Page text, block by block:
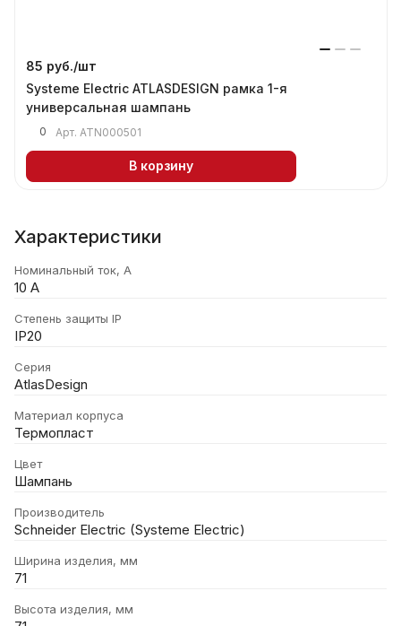
85 руб./шт
Systeme Electric ATLASDESIGN рамка 1-я
универсальная шампань
0 Арт. ATN000501
В корзину
Характеристики
Номинальный ток, А
10 А
Степень защиты IP
IP20
Серия
AtlasDesign
Материал корпуса
Термопласт
Цвет
Шампань
Производитель
Schneider Electric (Systeme Electric)
Ширина изделия, мм
71
Высота изделия, мм